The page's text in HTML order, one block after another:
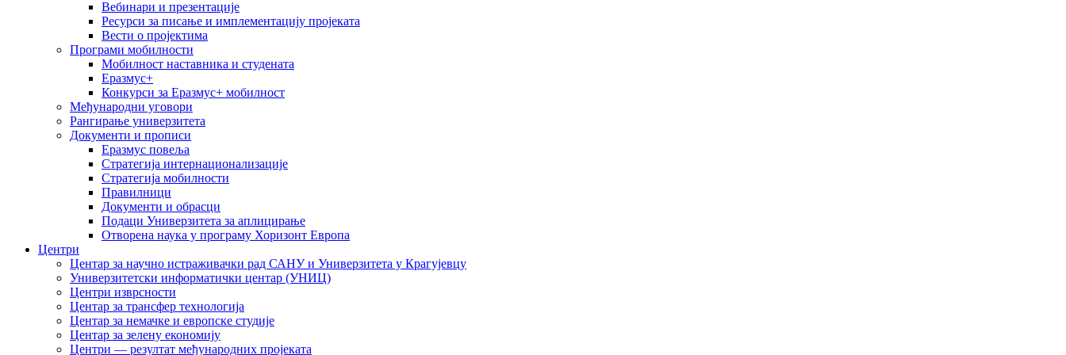
Вебинари и презентације
Ресурси за писање и имплементацију пројеката
Вести о пројектима
Програми мобилности
Мобилност наставника и студената
Еразмус+
Конкурси за Еразмус+ мобилност
Међународни уговори
Рангирање универзитета
Документи и прописи
Еразмус повеља
Стратегија интернационализације
Стратегија мобилности
Правилници
Документи и обрасци
Подаци Универзитета за аплицирање
Отворена наука у програму Хоризонт Европа
Центри
Центар за научно истраживачки рад САНУ и Универзитета у Крагујевцу
Универзитетски информатички центар (УНИЦ)
Центри изврсности
Центар за трансфер технологија
Центар за немачке и европске студије
Центар за зелену економију
Центри — резултат међународних пројеката